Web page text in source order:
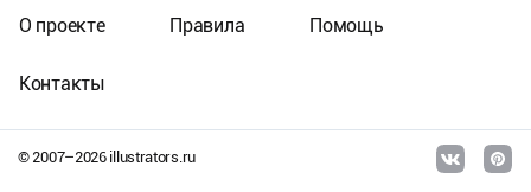
© 2007–2026illustrators.ru
О проекте Правила Помощь
Контакты